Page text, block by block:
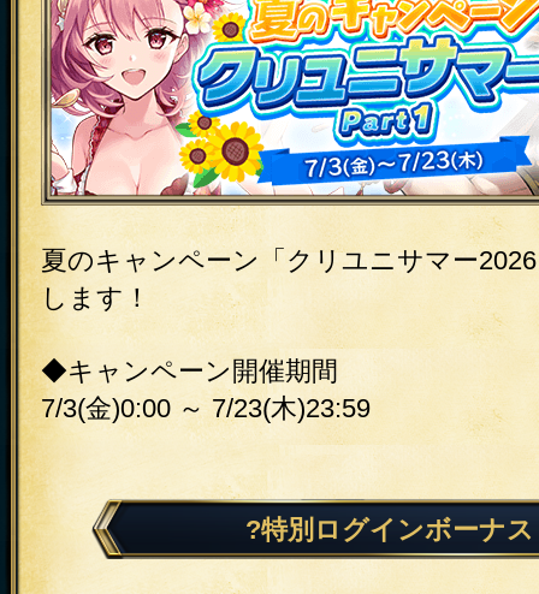
夏のキャンペーン「クリユニサマー
します！
◆キャンペーン開催期間
7/3(金)0:00 ～ 7/23(木)23:59
?特別ログインボーナス